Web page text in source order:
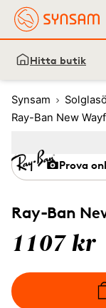
Hitta butik
Synsam
Ray-Ban New
Ray-Ban
1107 kr
Prova